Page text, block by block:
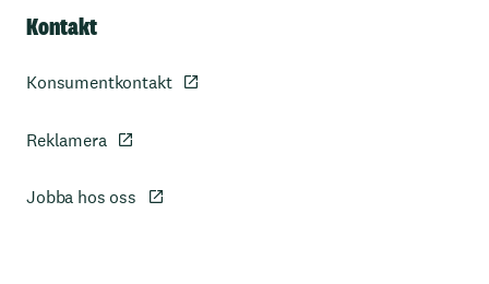
Kontakt
Konsumentkontakt
Reklamera
Jobba hos oss